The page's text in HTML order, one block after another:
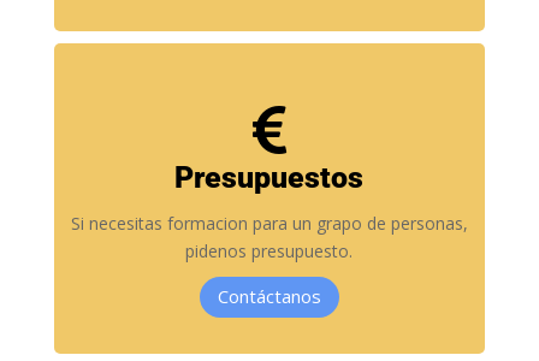

Presupuestos
Si necesitas formacion para un grapo de personas,
pidenos presupuesto.
Contáctanos